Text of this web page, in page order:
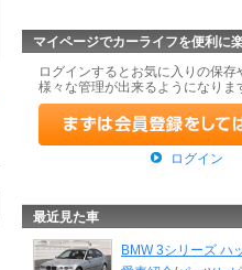
マイページでカーライフを便利に
ログインするとお気に入りの保存
様々な管理が出来るようになりま
ログイン
最近見た車
BMW 3シリーズ ハ